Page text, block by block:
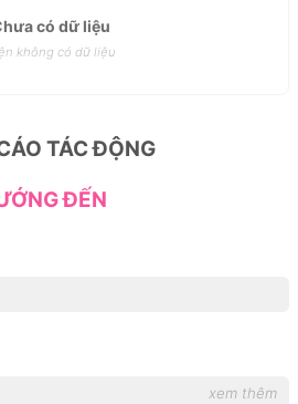
có dữ liệu
không có dữ liệu
TÁC ĐỘNG
ĐẾN
xem thêm